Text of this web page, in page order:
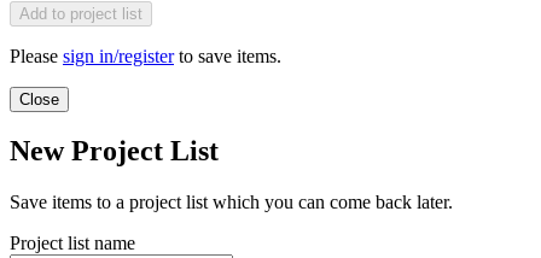
Add to project list
Please sign in/registerto save items.
Close
New Project List
Save items to a project list which you can come back later.
Project list name